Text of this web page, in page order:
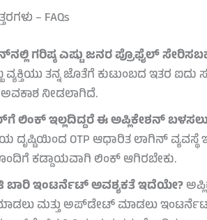
– FAQs
ಗರಿಷ್ಠ ಎಷ್ಟು ಜನರ ಪ್ರೊಫೈಲ್
ತನ್ನ ಜೊತೆಗೆ ಕುಟುಂಬದ ಇತರ ಐದು
ನೀಡಲಾಗಿದೆ.
ಲಿಂಕ್ ಇಲ್ಲದಿದ್ದರೆ ಈ ಅಪ್ಲಿಕೇಶನ್ ಬಳಸಲು
ದೃಷ್ಟಿಯಿಂದ OTP ಆಧಾರಿತ ಲಾಗಿನ್
ಕಡ್ಡಾಯವಾಗಿ ಲಿಂಕ್ ಆಗಿರಬೇಕು.
ಬಾರಿ ಇಂಟರ್ನೆಟ್ ಅವಶ್ಯಕತೆ ಇದೆಯೇ?
ಮತ್ತು ಅಪ್‌ಡೇಟ್ ಮಾಡಲು ಇಂಟರ್ನೆಟ್